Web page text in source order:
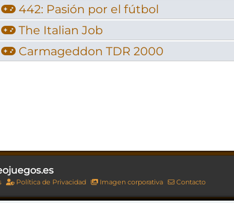
442: Pasión por el fútbol
The Italian Job
Carmageddon TDR 2000
Política de Privacidad Imagen corporativa Contacto